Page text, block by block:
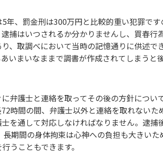
年、罰金刑は300万円と比較的重い犯罪で
捕はいつされるか分かりませんし、買春行
、取調べにおいて当時の記憶通りに供述で
いまいなままで調書が作成されてしまうと
弁護士と連絡を取ってその後の方針につい
時間の間、弁護士以外と連絡を取れないた
を通して対応しなければなりません。逮捕
期間の身体拘束は心神への負担も大きいた
うこともできます。